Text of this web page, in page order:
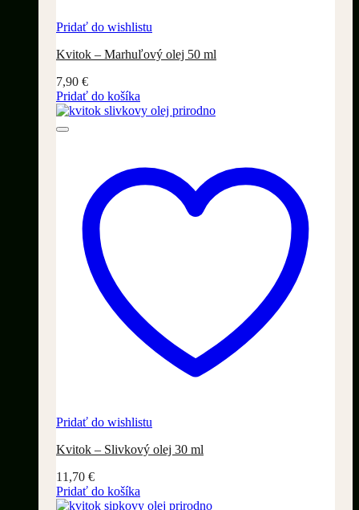
Pridať do wishlistu
Kvitok – Marhuľový olej 50 ml
7,90 €
Pridať do košíka
Pridať do wishlistu
Kvitok – Slivkový olej 30 ml
11,70 €
Pridať do košíka